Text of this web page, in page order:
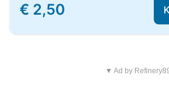
€ 2,50
▼ Ad by